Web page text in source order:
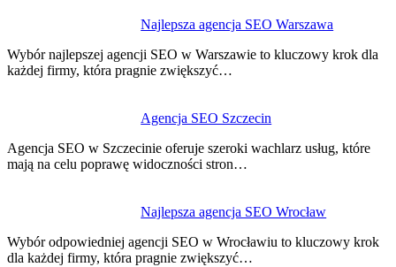
Najlepsza agencja SEO Warszawa
Wybór najlepszej agencji SEO w Warszawie to kluczowy krok dla
każdej firmy, która pragnie zwiększyć…
Agencja SEO Szczecin
Agencja SEO w Szczecinie oferuje szeroki wachlarz usług, które
mają na celu poprawę widoczności stron…
Najlepsza agencja SEO Wrocław
Wybór odpowiedniej agencji SEO w Wrocławiu to kluczowy krok
dla każdej firmy, która pragnie zwiększyć…